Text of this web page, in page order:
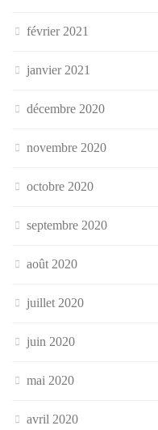
février 2021
janvier 2021
décembre 2020
novembre 2020
octobre 2020
septembre 2020
août 2020
juillet 2020
juin 2020
mai 2020
avril 2020